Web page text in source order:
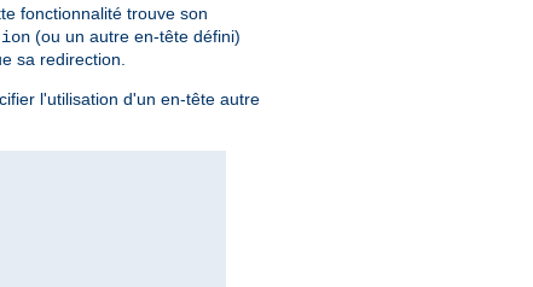
fonctionnalité trouve son
(ou un autre en-tête défini)
sa redirection.
l'utilisation d'un en-tête autre